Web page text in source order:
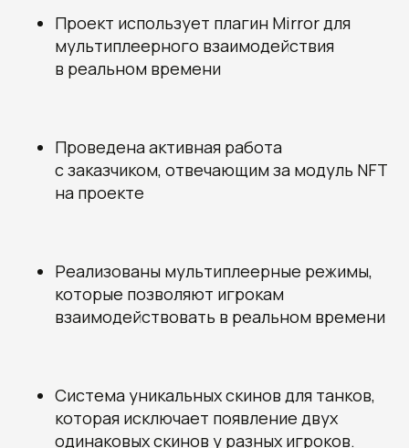
Проект использует плагин Mirror для
мультиплеерного взаимодействия
в реальном времени
Проведена активная работа
с заказчиком, отвечающим за модуль NFT
на проекте
Реализованы мультиплеерные режимы,
которые позволяют игрокам
взаимодействовать в реальном времени
Система уникальных скинов для танков,
которая исключает появление двух
одинаковых скинов у разных игроков.
Получите наши
рекомендации, узнайте
Исполнительный
директор
+7 (996) 407-77-74sales@7winds.mobi
ТелеграмМакс